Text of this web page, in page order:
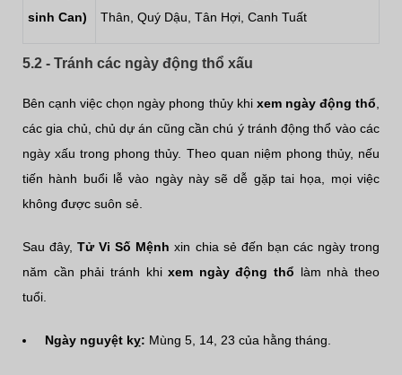
sinh Can)
Thân, Quý Dậu, Tân Hợi, Canh Tuất
5.2 - Tránh các ngày động thổ xấu
Bên cạnh việc chọn ngày phong thủy khi xem ngày động thổ
các gia chủ, chủ dự án cũng cần chú ý tránh động thổ vào các
ngày xấu trong phong thủy. Theo quan niệm phong thủy, nếu
tiến hành buổi lễ vào ngày này sẽ dễ gặp tai họa, mọi việc
không được suôn sẻ.
Sau đây,Tử Vi Số Mệnh xin chia sẻ đến bạn các ngày trong
năm cần phải tránh khixem ngày động thổ làm nhà theo
tuổi.
Ngày nguyệt kỵ: Mùng 5, 14, 23 của hằng tháng.